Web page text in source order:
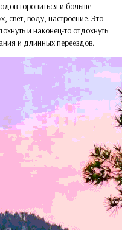
торопиться и больше
свет, воду, настроение. Это
и наконец-то отдохнуть
и длинных переездов.